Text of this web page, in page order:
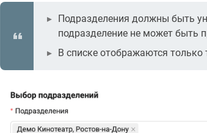
Подразделения должны быть
подразделение не может быть
В списке отображаются только